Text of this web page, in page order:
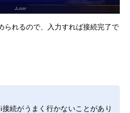
られるので、入力すれば接続完了で
続がうまく行かないことがあり